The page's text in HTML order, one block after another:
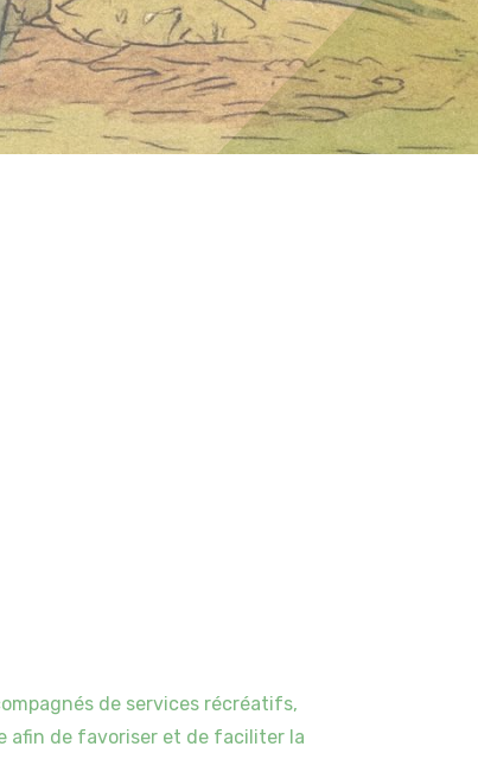
de services récréatifs,
afin de favoriser et de faciliter la